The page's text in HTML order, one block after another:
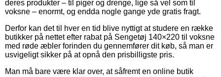
deres produkter – til piger og drenge, lige så vel som til
voksne – enormt, og endda nogle gange yde gratis fragt.
Derfor kan det til hver en tid blive nyttigt at studere en række
butikker på nettet efter rabat på Sengetøj 140×220 til voksne
med røde æbler forinden du gennemfører dit køb, så man er
usvigeligt sikker på at opnå den prisbilligste pris.
Man må bare være klar over, at såfremt en online butik